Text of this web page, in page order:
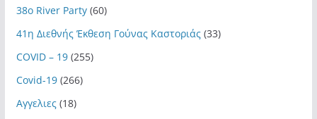
38ο River Party(60)
41η Διεθνής Έκθεση Γούνας Καστοριάς(33)
COVID – 19(255)
Covid-19(266)
Αγγελιες(18)